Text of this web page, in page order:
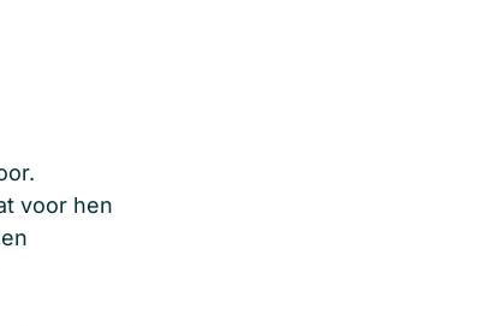
voor hen